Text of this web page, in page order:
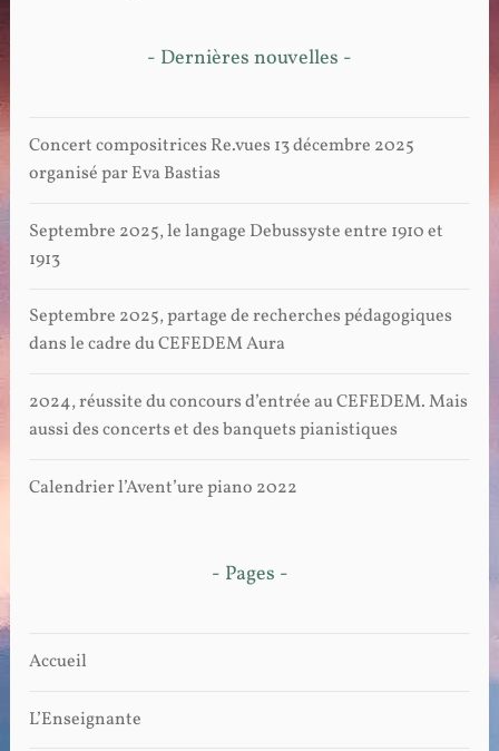
- Dernières nouvelles -
Concert compositrices Re.vues 13 décembre 2025
organisé par Eva Bastias
Septembre 2025, le langage Debussyste entre 1910 et
1913
Septembre 2025, partage de recherches pédagogiques
dans le cadre du CEFEDEM Aura
2024, réussite du concours d’entrée au CEFEDEM. Mais
aussi des concerts et des banquets pianistiques
Calendrier l’Avent’ure piano 2022
- Pages -
Accueil
L’Enseignante